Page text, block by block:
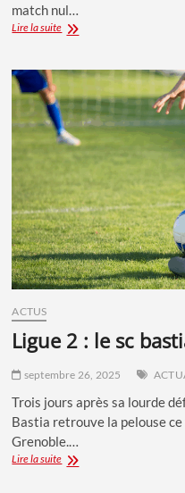
match nul…
Lire la suiteSC
UN
À
GRENOBLE
QUI
NE
PAS
ACTUS
ligue 2 : le sc
septembre 26, 2025
Trois jours après sa lourde
Bastia retrouve la pelouse
Grenoble.…
Lire la suiteLIGUE